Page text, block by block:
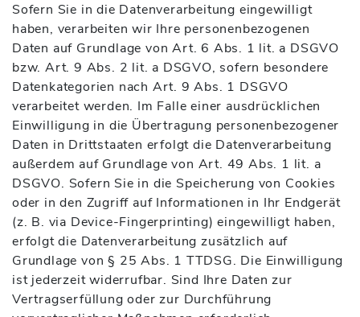
Sofern Sie in die Datenverarbeitung eingewilligt
haben, verarbeiten wir Ihre personenbezogenen
Daten auf Grundlage von Art. 6 Abs. 1 lit. a DSGVO
bzw. Art. 9 Abs. 2 lit. a DSGVO, sofern besondere
Datenkategorien nach Art. 9 Abs. 1 DSGVO
verarbeitet werden. Im Falle einer ausdrücklichen
Einwilligung in die Übertragung personenbezogener
Daten in Drittstaaten erfolgt die Datenverarbeitung
außerdem auf Grundlage von Art. 49 Abs. 1 lit. a
DSGVO. Sofern Sie in die Speicherung von Cookies
oder in den Zugriff auf Informationen in Ihr Endgerät
(z. B. via Device-Fingerprinting) eingewilligt haben,
erfolgt die Datenverarbeitung zusätzlich auf
Grundlage von § 25 Abs. 1 TTDSG. Die Einwilligung
ist jederzeit widerrufbar. Sind Ihre Daten zur
Vertragserfüllung oder zur Durchführung